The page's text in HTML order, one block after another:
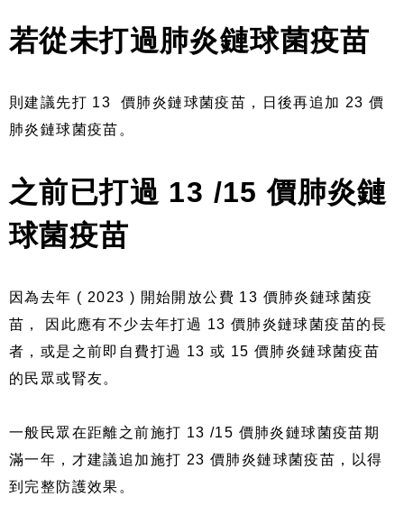
若從未打過肺炎鏈球菌疫苗
則建議先打 13 價肺炎鏈球菌疫苗，日後再追加 23 價
肺炎鏈球菌疫苗。
之前已打過 13 /15 價肺炎鏈
球菌疫苗
因為去年 ( 2023 ) 開始開放公費 13 價肺炎鏈球菌疫
苗， 因此應有不少去年打過 13 價肺炎鏈球菌疫苗的長
者，或是之前即自費打過 13 或 15 價肺炎鏈球菌疫苗
的民眾或腎友。
一般民眾在距離之前施打 13 /15 價肺炎鏈球菌疫苗期
滿一年，才建議追加施打 23 價肺炎鏈球菌疫苗，以得
到完整防護效果。